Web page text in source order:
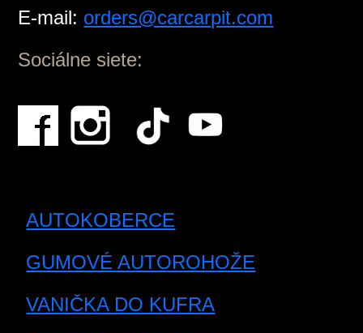
E-mail: orders@carcarpit.com
Sociálne siete:
AUTOKOBERCE
GUMOVÉ AUTOROHOŽE
VANIČKA DO KUFRA